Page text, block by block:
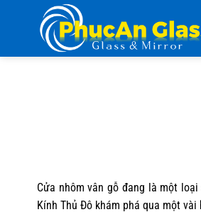
dung
Cửa nhôm vân gỗ đang là một
Kính Thủ Đô khám phá qua một vài